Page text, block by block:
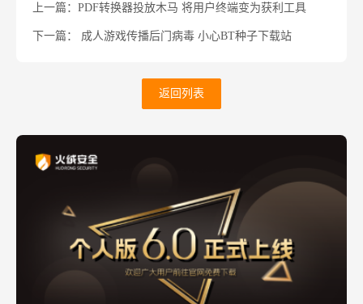
上一篇：PDF转换器投放木马 将用户终端变为获利工具
下一篇： 成人游戏传播后门病毒 小心BT种子下载站
返回列表